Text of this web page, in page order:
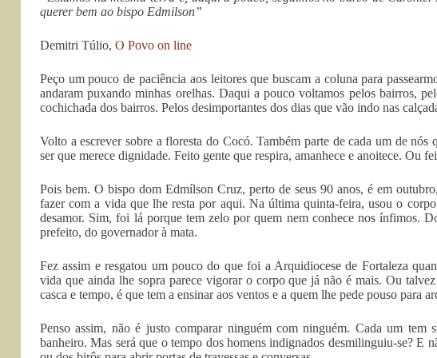
querer bem ao bispo Edmilson”
Demitri Túlio, O Povo on line
Peço um pouco de paciência aos leitores que buscam a coluna para
andaram puxando minhas orelhas. Daqui a pouco voltamos pelos bairros,
cochichada dos bairros. Pelos desimportantes dos dias que vão indo nas
Volto a escrever sobre a floresta do Cocó. Também parte de cada um de
ser que merece dignidade. Feito gente que respira, amanhece e anoitece. Ou
Pois bem. O bispo dom Edmílson Cruz, perto de seus 90 anos, é em
fazer com a vida que lhe resta por aqui. Na última quinta-feira, usou o
desamor. Sim, foi lá porque tem zelo por quem nem conhece nos ínfimos.
prefeito, do governador à mata.
Fez assim e resgatou um pouco do que foi a Arquidiocese de Fortaleza
vida que ainda lhe sopra parece vigorar o corpo que já não é mais. Ou
casca e tempo, é que tem a ensinar aos ventos e a quem lhe pede pouso para
Penso assim, não é justo comparar ninguém com ninguém. Cada um tem
banheiro. Mas será que o tempo dos homens indignados desmilinguiu-se? E